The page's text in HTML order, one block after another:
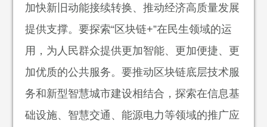
加快新旧动能接续转换、推动经济高质量发展
提供支撑。要探索“区块链+”在民生领域的运
用，为人民群众提供更加智能、更加便捷、更
加优质的公共服务。要推动区块链底层技术服
务和新型智慧城市建设相结合，探索在信息基
础设施、智慧交通、能源电力等领域的推广应